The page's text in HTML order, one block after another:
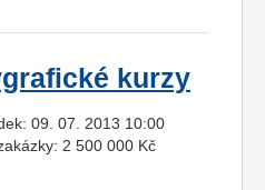
kurzy
09. 07. 2013 10:00
2 500 000 Kč